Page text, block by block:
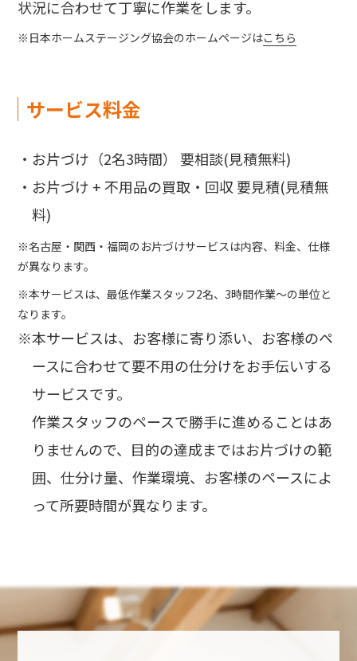
状況に合わせて丁寧に作業をします。
※日本ホームステージング協会のホームページはこちら
サービス料金
・お片づけ（2名3時間） 要相談(見積無料)
・お片づけ + 不用品の買取・回収 要見積(見積無
料)
※名古屋・関西・福岡のお片づけサービスは内容、料金、仕様
が異なります。
※本サービスは、最低作業スタッフ2名、3時間作業～の単位と
なります。
※本サービスは、お客様に寄り添い、お客様のペ
ースに合わせて要不用の仕分けをお手伝いする
サービスです。
作業スタッフのペースで勝手に進めることはあ
りませんので、目的の達成まではお片づけの範
囲、仕分け量、作業環境、お客様のペースによ
って所要時間が異なります。